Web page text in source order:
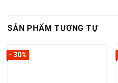
SẢN PHẨM TƯƠNG TỰ
- 30%